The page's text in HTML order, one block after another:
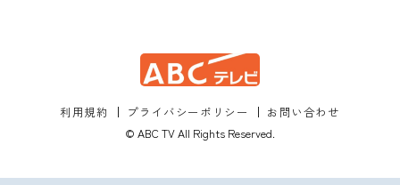
利用規約 プライバシーポリシー
お問い合わせ
© ABC TV All Rights Reserved.